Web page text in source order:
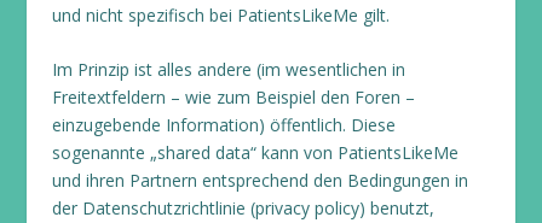
und nicht spezifisch bei PatientsLikeMe gilt.
Im Prinzip ist alles andere (im wesentlichen in
Freitextfeldern – wie zum Beispiel den Foren –
einzugebende Information) öffentlich. Diese
sogenannte „shared data“ kann von PatientsLikeMe
und ihren Partnern entsprechend den Bedingungen in
der Datenschutzrichtlinie (privacy policy) benutzt,